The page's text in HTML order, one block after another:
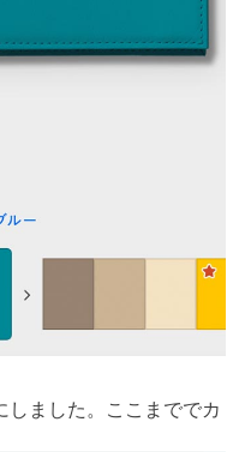
ました。ここまででカ